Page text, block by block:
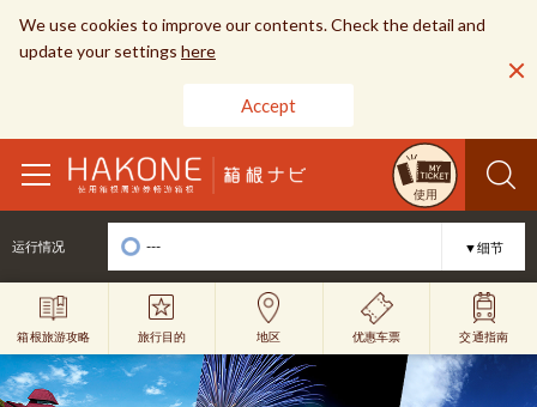
We use cookies to improve our contents. Check the detail and
update your settings here
Accept
使用
toggle
navigation
运行情况 --- ▼细节
箱根旅游攻略 旅行目的 地区 优惠车票 交通指南